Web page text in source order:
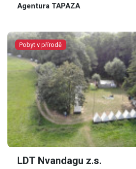
Agentura TAPAZA
Pobyt v přírodě
LDT Nvandagu z.s.